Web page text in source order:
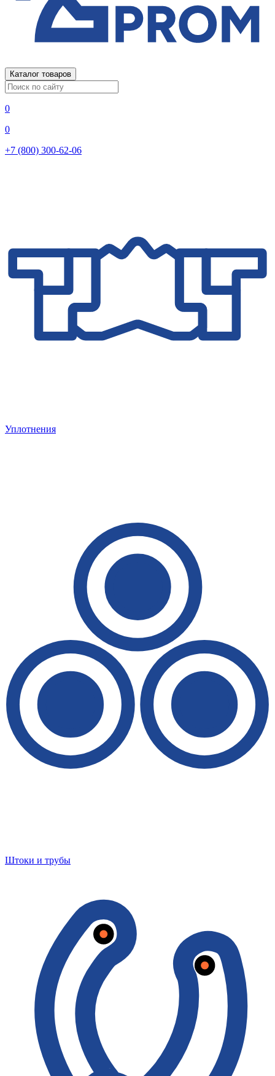
Каталог товаров
0
0
+7 (800) 300-62-06
Уплотнения
Штоки и трубы